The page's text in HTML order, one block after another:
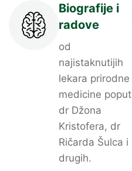
Biografije i
radove
od
najistaknutijih
lekara prirodne
medicine poput
dr Džona
Kristofera, dr
Ričarda Šulca i
drugih.